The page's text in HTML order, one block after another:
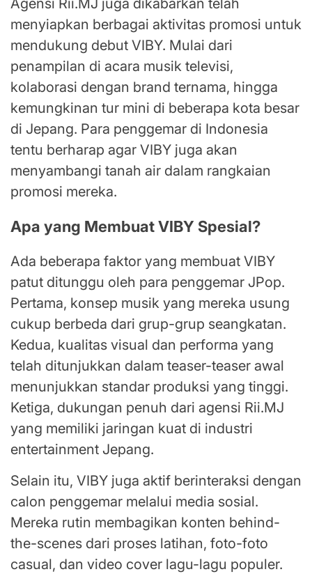
menyiapkan berbagai aktivitas promosi untuk
mendukung debut VIBY. Mulai dari
penampilan di acara musik televisi,
kolaborasi dengan brand ternama, hingga
kemungkinan tur mini di beberapa kota besar
di Jepang. Para penggemar di Indonesia
tentu berharap agar VIBY juga akan
menyambangi tanah air dalam rangkaian
promosi mereka.
Apa yang Membuat VIBY Spesial?
Ada beberapa faktor yang membuat VIBY
patut ditunggu oleh para penggemar JPop.
Pertama, konsep musik yang mereka usung
cukup berbeda dari grup-grup seangkatan.
Kedua, kualitas visual dan performa yang
telah ditunjukkan dalam teaser-teaser awal
menunjukkan standar produksi yang tinggi.
Ketiga, dukungan penuh dari agensi Rii.MJ
yang memiliki jaringan kuat di industri
entertainment Jepang.
Selain itu, VIBY juga aktif berinteraksi dengan
calon penggemar melalui media sosial.
Mereka rutin membagikan konten behind-
the-scenes dari proses latihan, foto-foto
casual, dan video cover lagu-lagu populer.